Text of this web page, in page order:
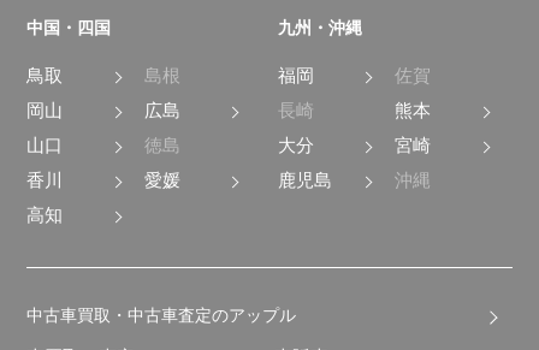
中国・四国
鳥取
島根
岡山
広島
山口
徳島
香川
愛媛
高知
九州・沖縄
福岡
佐賀
長崎
熊本
大分
宮崎
鹿児島
沖縄
中古車買取・中古車査定のアップル